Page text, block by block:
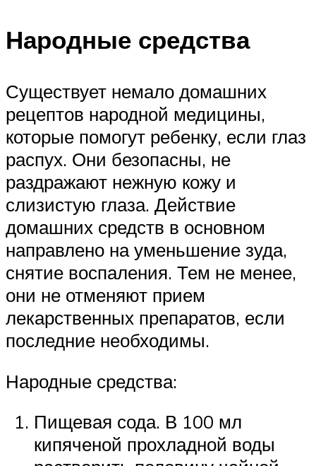
Народные средства
Существует немало домашних
рецептов народной медицины,
которые помогут ребенку, если глаз
распух. Они безопасны, не
раздражают нежную кожу и
слизистую глаза. Действие
домашних средств в основном
направлено на уменьшение зуда,
снятие воспаления. Тем не менее,
они не отменяют прием
лекарственных препаратов, если
последние необходимы.
Народные средства:
Пищевая сода. В 100 мл
кипяченой прохладной воды